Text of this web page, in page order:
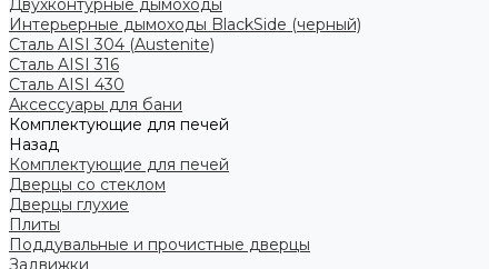
Двухконтурные дымоходы
Интерьерные дымоходы BlackSide (черный)
Сталь AISI 304 (Austenite)
Сталь AISI 316
Сталь AISI 430
Аксессуары для бани
Комплектующие для печей
Назад
Комплектующие для печей
Дверцы со стеклом
Дверцы глухие
Плиты
Поддувальные и прочистные дверцы
Задвижки